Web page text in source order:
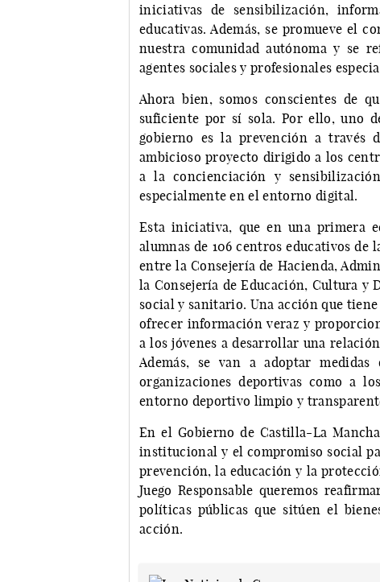
iniciativas de sensibilización,
educativas. Además, se promueve el
nuestra comunidad autónoma y se
agentes sociales y profesionales
Ahora bien, somos conscientes de
suficiente por sí sola. Por ello, uno
gobierno es la prevención a través
ambicioso proyecto dirigido a los
a la concienciación y
especialmente en el entorno digital.
Esta iniciativa, que en una primera
alumnas de 106 centros educativos de
entre la Consejería de Hacienda,
la Consejería de Educación, Cultura y
social y sanitario. Una acción que
ofrecer información veraz y
a los jóvenes a desarrollar una
Además, se van a adoptar
organizaciones deportivas como a
entorno deportivo limpio y
En el Gobierno de Castilla-La
institucional y el compromiso social
prevención, la educación y la
Juego Responsable queremos
políticas públicas que sitúen el
acción.